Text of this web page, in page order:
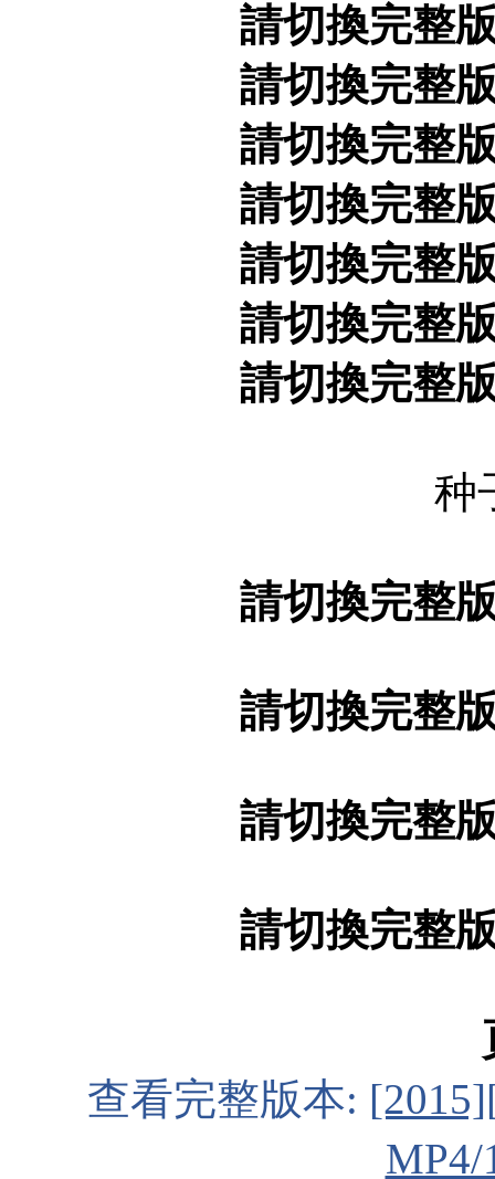
請切換完整
請切換完整
請切換完整
請切換完整
請切換完整
請切換完整
請切換完整
种
請切換完整
請切換完整
請切換完整
請切換完整
查看完整版本: